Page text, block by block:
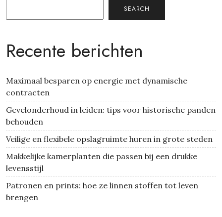
SEARCH
Recente berichten
Maximaal besparen op energie met dynamische
contracten
Gevelonderhoud in leiden: tips voor historische panden
behouden
Veilige en flexibele opslagruimte huren in grote steden
Makkelijke kamerplanten die passen bij een drukke
levensstijl
Patronen en prints: hoe ze linnen stoffen tot leven
brengen